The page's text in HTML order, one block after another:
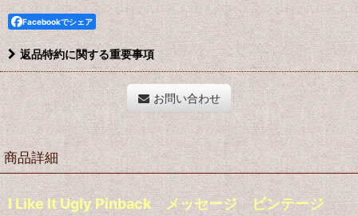
Facebookでシェア
返品特約に関する重要事項
お問い合わせ
商品詳細
I Like It Ugly Pinback メッセージ ビンテージ